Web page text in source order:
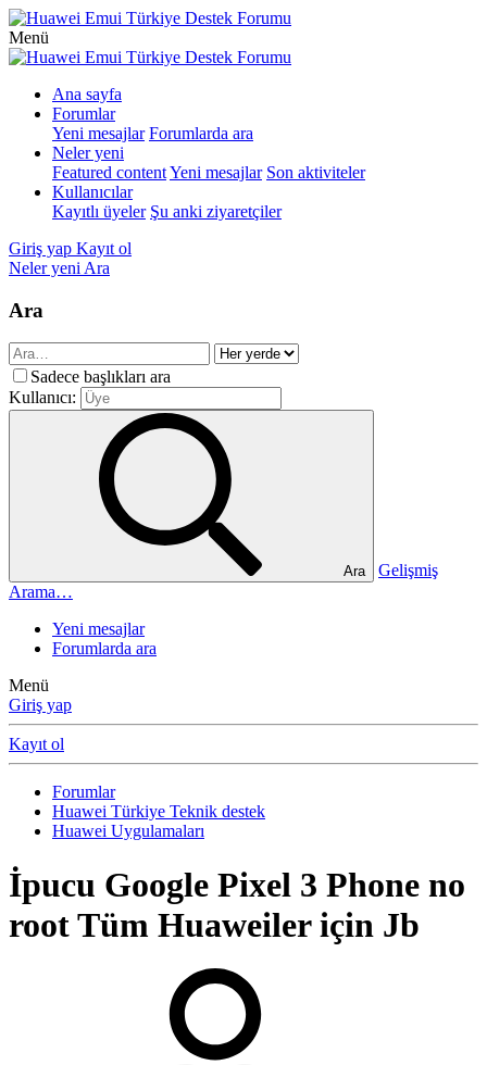
Menü
Ana sayfa
Forumlar
Yeni mesajlar Forumlarda ara
Neler yeni
Featured contentYeni mesajlar Son aktiviteler
Kullanıcılar
Kayıtlı üyeler Şu anki ziyaretçiler
Giriş yap Kayıt ol
Neler yeni Ara
Ara
Sadece başlıkları ara
Kullanıcı:
Ara
Gelişmiş
Arama…
Yeni mesajlar
Forumlarda ara
Menü
Giriş yap
Kayıt ol
Forumlar
Huawei Türkiye Teknik destek
Huawei Uygulamaları
İpucu Google Pixel 3 Phone no
root Tüm Huaweiler için Jb